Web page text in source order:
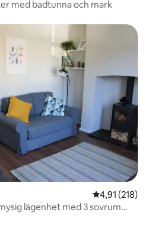
med badtunna och mark
4,91 av 5 i
4,91 (218)
lägenhet med 3 sovrum